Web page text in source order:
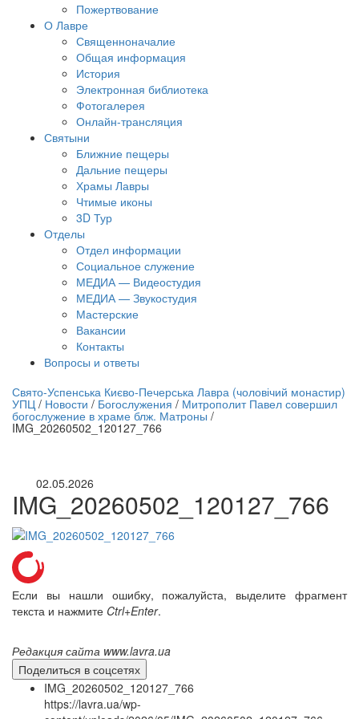
Пожертвование
О Лавре
Священноначалие
Общая информация
История
Электронная библиотека
Фотогалерея
Онлайн-трансляция
Святыни
Ближние пещеры
Дальние пещеры
Храмы Лавры
Чтимые иконы
3D Тур
Отделы
Отдел информации
Социальное служение
МЕДИА — Видеостудия
МЕДИА — Звукостудия
Мастерские
Вакансии
Контакты
Вопросы и ответы
трансляция | 12 сентября
трансляции
Свято-Успенська Києво-Печерська Лавра (чоловічий монастир)
УПЦ / Новости / Богослужения / Митрополит Павел совершил
богослужение в храме блж. Матроны /
IMG_20260502_120127_766
02.05.2026
IMG_20260502_120127_766
Если вы нашли ошибку, пожалуйста, выделите фрагмент
текста и нажмите Ctrl+Enter.
Редакция сайта www.lavra.ua
Поделиться в соцсетях
IMG_20260502_120127_766
https://lavra.ua/wp-